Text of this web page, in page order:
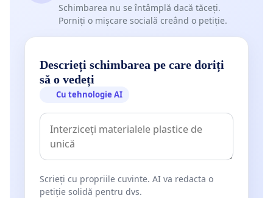
Schimbarea nu se întâmplă dacă tăceți.
Porniți o mișcare socială creând o petiție.
Descrieți schimbarea pe care doriți
să o vedeți
Cu tehnologie AI
Scrieți cu propriile cuvinte. AI va redacta o
petiție solidă pentru dvs.